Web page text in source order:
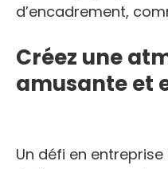
d’encadrement,
Créez une
amusante et
Un défi en